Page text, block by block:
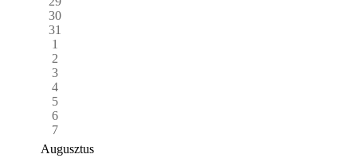
30
31
1
2
3
4
5
6
7
Augusztus